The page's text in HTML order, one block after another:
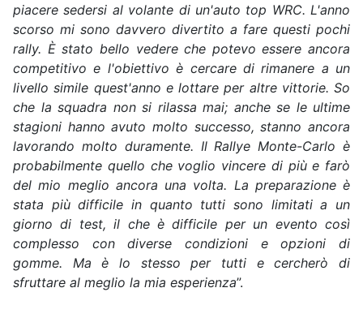
piacere sedersi al volante di un'auto top WRC. L'anno
scorso mi sono davvero divertito a fare questi pochi
rally. È stato bello vedere che potevo essere ancora
competitivo e l'obiettivo è cercare di rimanere a un
livello simile quest'anno e lottare per altre vittorie. So
che la squadra non si rilassa mai; anche se le ultime
stagioni hanno avuto molto successo, stanno ancora
lavorando molto duramente. Il Rallye Monte-Carlo è
probabilmente quello che voglio vincere di più e farò
del mio meglio ancora una volta. La preparazione è
stata più difficile in quanto tutti sono limitati a un
giorno di test, il che è difficile per un evento così
complesso con diverse condizioni e opzioni di
gomme. Ma è lo stesso per tutti e cercherò di
sfruttare al meglio la mia esperienza”.